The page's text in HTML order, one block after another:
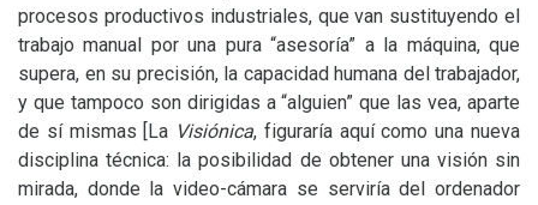
procesos productivos industriales, que van sustituyendo el
trabajo manual por una pura “asesoría” a la máquina, que
supera, en su precisión, la capacidad humana del trabajador,
y que tampoco son dirigidas a “alguien” que las vea, aparte
de sí mismas [La Visiónica, figuraría aquí como una nueva
disciplina técnica: la posibilidad de obtener una visión sin
mirada, donde la video-cámara se serviría del ordenador